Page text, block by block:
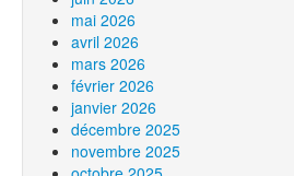
mai 2026
avril 2026
mars 2026
février 2026
janvier 2026
décembre 2025
novembre 2025